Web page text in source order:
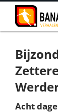
Home
Nieuws
Interviews
Acht